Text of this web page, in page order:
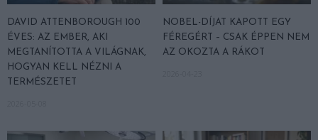
DAVID ATTENBOROUGH 100
ÉVES: AZ EMBER, AKI
MEGTANÍTOTTA A VILÁGNAK,
HOGYAN KELL NÉZNI A
TERMÉSZETET
NOBEL-DÍJAT KAPOTT EGY
FÉREGÉRT – CSAK ÉPPEN NEM
AZ OKOZTA A RÁKOT